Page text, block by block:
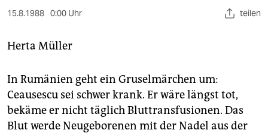
berlin
nord
wahrheit
verlag
verlag
15.8.1988 0:00 Uhr teilen
Herta Müller
In Rumänien geht ein Gruselmärchen um:
Ceausescu sei schwer krank. Er wäre längst tot,
bekäme er nicht täglich Bluttransfusionen. Das
Blut werde Neugeborenen mit der Nadel aus der